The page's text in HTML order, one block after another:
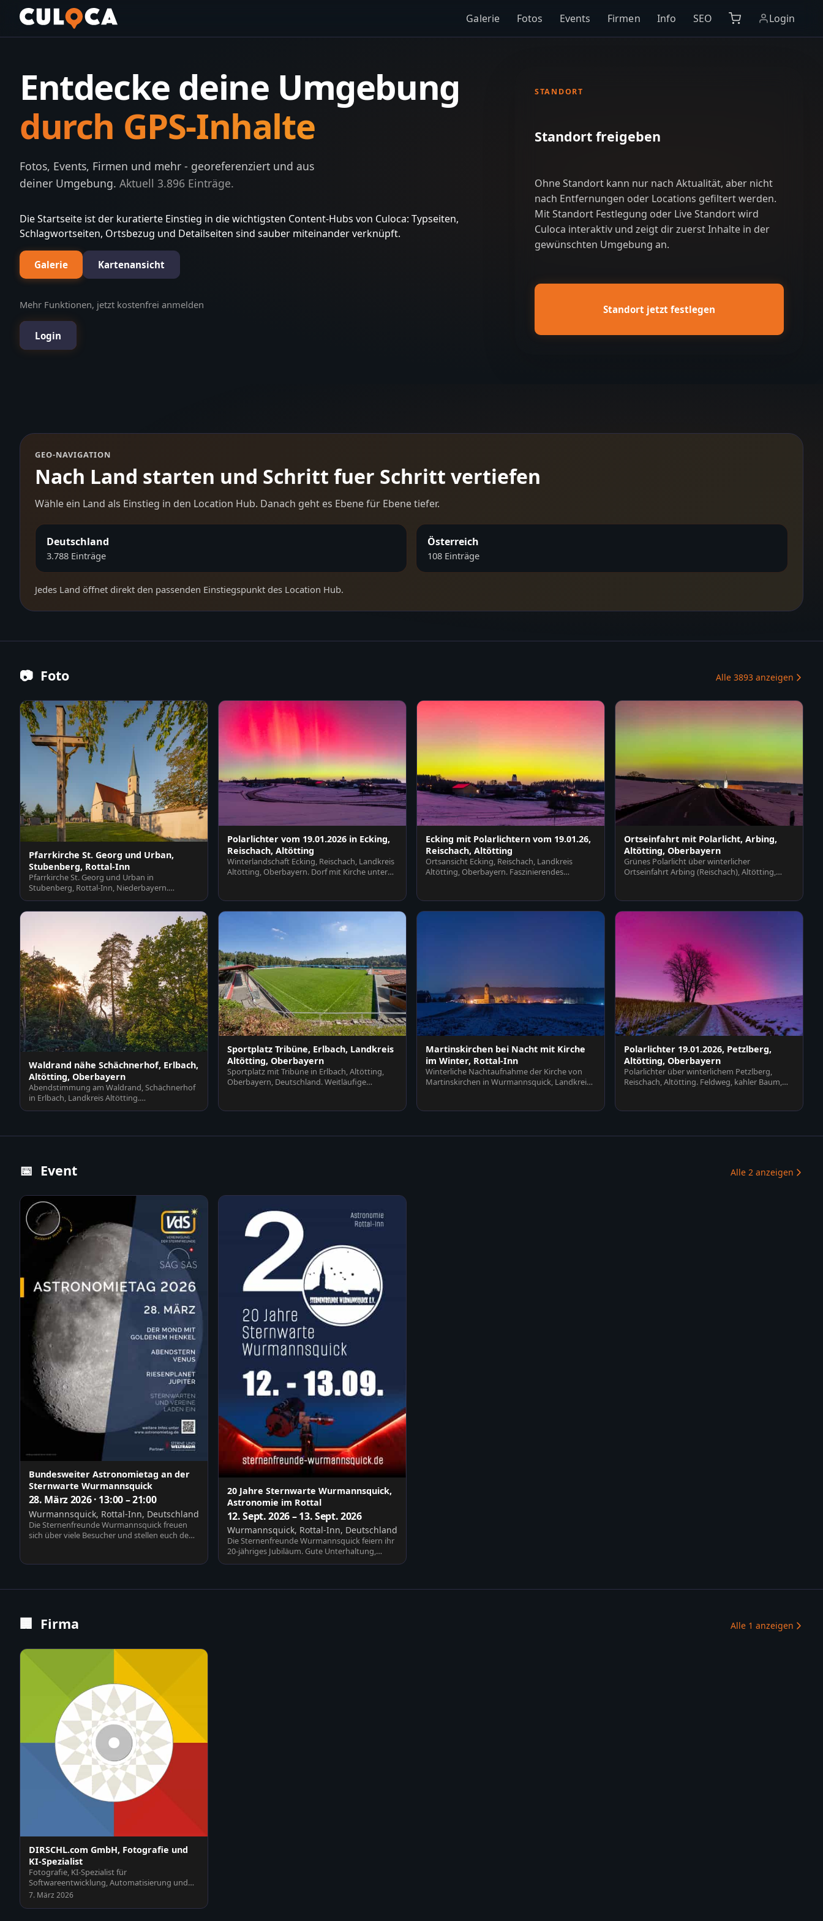
Galerie Fotos Events Firmen Info SEO Login
Entdecke deine Umgebung
durch GPS-Inhalte
Fotos, Events, Firmen und mehr - georeferenziert und aus
deiner Umgebung. Aktuell 3.896 Einträge.
Die Startseite ist der kuratierte Einstieg in die wichtigsten Content-Hubs von Culoca: Typseiten,
Schlagwortseiten, Ortsbezug und Detailseiten sind sauber miteinander verknüpft.
Galerie Kartenansicht
Mehr Funktionen, jetzt kostenfrei anmelden
Login
STANDORT
Standort freigeben
Ohne Standort kann nur nach Aktualität, aber nicht
nach Entfernungen oder Locations gefiltert werden.
Mit Standort Festlegung oder Live Standort wird
Culoca interaktiv und zeigt dir zuerst Inhalte in der
gewünschten Umgebung an.
Standort jetzt festlegen
GEO-NAVIGATION
Nach Land starten und Schritt fuer Schritt vertiefen
Wähle ein Land als Einstieg in den Location Hub. Danach geht es Ebene für Ebene tiefer.
Deutschland
3.788 Einträge
Österreich
108 Einträge
Jedes Land öffnet direkt den passenden Einstiegspunkt des Location Hub.
📷 Foto Alle 3893 anzeigen
Pfarrkirche St. Georg und Urban,
Stubenberg, Rottal-Inn
Pfarrkirche St. Georg und Urban in
Stubenberg, Rottal-Inn, Niederbayern.
Historisches Gotteshaus im…
Polarlichter vom 19.01.2026 in Ecking,
Reischach, Altötting
Winterlandschaft Ecking, Reischach, Landkreis
Altötting, Oberbayern. Dorf mit Kirche unter
Ecking mit Polarlichtern vom 19.01.26,
Reischach, Altötting
Ortsansicht Ecking, Reischach, Landkreis
Altötting, Oberbayern. Faszinierendes
Ortseinfahrt mit Polarlicht, Arbing,
Altötting, Oberbayern
Grünes Polarlicht über winterlicher
Ortseinfahrt Arbing (Reischach), Altötting,
Waldrand nähe Schächnerhof, Erlbach,
Altötting, Oberbayern
Abendstimmung am Waldrand, Schächnerhof
in Erlbach, Landkreis Altötting.
Sonnenstrahlen durchdringen…
Sportplatz Tribüne, Erlbach, Landkreis
Altötting, Oberbayern
Sportplatz mit Tribüne in Erlbach, Altötting,
Oberbayern, Deutschland. Weitläufige
Martinskirchen bei Nacht mit Kirche
im Winter, Rottal-Inn
Winterliche Nachtaufnahme der Kirche von
Martinskirchen in Wurmannsquick, Landkreis
Polarlichter 19.01.2026, Petzlberg,
Altötting, Oberbayern
Polarlichter über winterlichem Petzlberg,
Reischach, Altötting. Feldweg, kahler Baum,
📅 Event Alle 2 anzeigen
Bundesweiter Astronomietag an der
Sternwarte Wurmannsquick
28. März 2026 · 13:00 – 21:00
Wurmannsquick, Rottal-Inn, Deutschland
Die Sternenfreunde Wurmannsquick freuen
sich über viele Besucher und stellen euch den
20 Jahre Sternwarte Wurmannsquick,
Astronomie im Rottal
12. Sept. 2026 – 13. Sept. 2026
Wurmannsquick, Rottal-Inn, Deutschland
Die Sternenfreunde Wurmannsquick feiern ihr
20-jähriges Jubiläum. Gute Unterhaltung,
Vorträge, Besic…
🏢 Firma Alle 1 anzeigen
DIRSCHL.com GmbH, Fotografie und
KI-Spezialist
Fotografie, KI-Spezialist für
Softwareentwicklung, Automatisierung und
Schulungen, Webseiten und Plu…
7. März 2026